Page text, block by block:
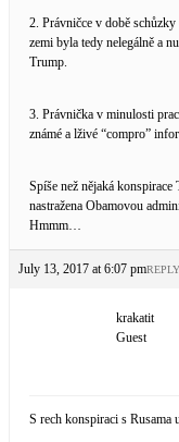
2. Právničce v době
zemi byla tedy nelegálně a
Trump.
3. Právnička v minulosti
známé a lživé “compro”
Spíše než nějaká
nastražena Obamovou
Hmmm…
July 13, 2017 at 6:07 pmREPLY
krakatit
Guest
S rech konspiraci s Rusama